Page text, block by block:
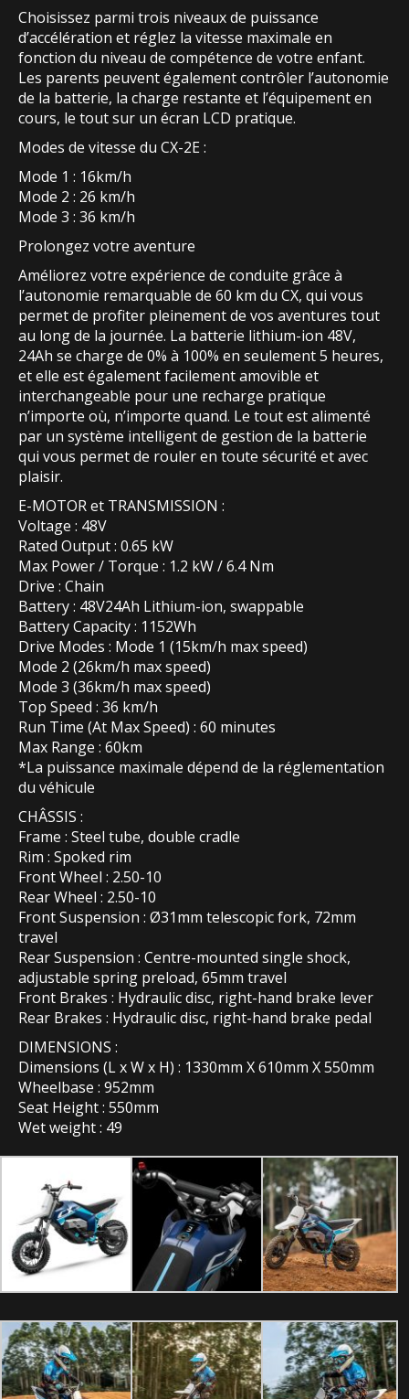
Choisissez parmi trois niveaux de puissance
d’accélération et réglez la vitesse maximale en
fonction du niveau de compétence de votre enfant.
Les parents peuvent également contrôler l’autonomie
de la batterie, la charge restante et l’équipement en
cours, le tout sur un écran LCD pratique.
Modes de vitesse du CX-2E :
Mode 1 : 16km/h
Mode 2 : 26 km/h
Mode 3 : 36 km/h
Prolongez votre aventure
Améliorez votre expérience de conduite grâce à
l’autonomie remarquable de 60 km du CX, qui vous
permet de profiter pleinement de vos aventures tout
au long de la journée. La batterie lithium-ion 48V,
24Ah se charge de 0% à 100% en seulement 5 heures,
et elle est également facilement amovible et
interchangeable pour une recharge pratique
n’importe où, n’importe quand. Le tout est alimenté
par un système intelligent de gestion de la batterie
qui vous permet de rouler en toute sécurité et avec
plaisir.
E-MOTOR et TRANSMISSION :
Voltage : 48V
Rated Output : 0.65 kW
Max Power / Torque : 1.2 kW / 6.4 Nm
Drive : Chain
Battery : 48V24Ah Lithium-ion, swappable
Battery Capacity : 1152Wh
Drive Modes : Mode 1 (15km/h max speed)
Mode 2 (26km/h max speed)
Mode 3 (36km/h max speed)
Top Speed : 36 km/h
Run Time (At Max Speed) : 60 minutes
Max Range : 60km
*La puissance maximale dépend de la réglementation
du véhicule
CHÂSSIS :
Frame : Steel tube, double cradle
Rim : Spoked rim
Front Wheel : 2.50-10
Rear Wheel : 2.50-10
Front Suspension : Ø31mm telescopic fork, 72mm
travel
Rear Suspension : Centre-mounted single shock,
adjustable spring preload, 65mm travel
Front Brakes : Hydraulic disc, right-hand brake lever
Rear Brakes : Hydraulic disc, right-hand brake pedal
DIMENSIONS :
Dimensions (L x W x H) : 1330mm X 610mm X 550mm
Wheelbase : 952mm
Seat Height : 550mm
Wet weight : 49